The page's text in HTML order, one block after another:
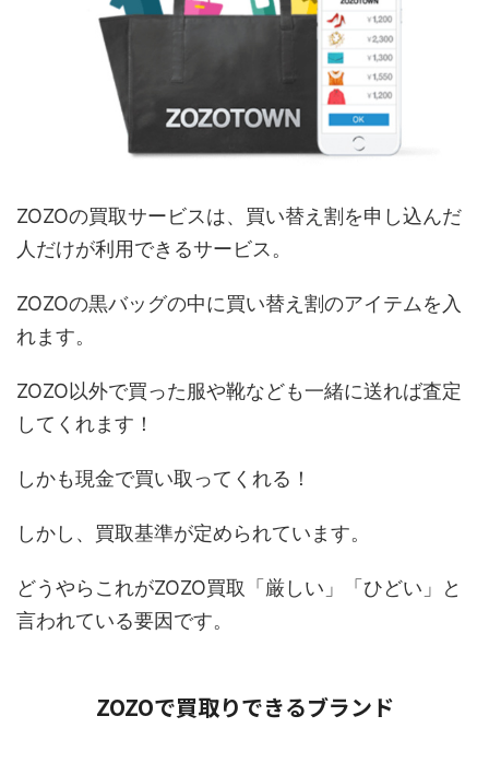
ZOZOの買取サービスは、買い替え割を申し込んだ
人だけが利用できるサービス。
ZOZOの黒バッグの中に買い替え割のアイテムを入
れます。
ZOZO以外で買った服や靴なども一緒に送れば査定
してくれます！
しかも現金で買い取ってくれる！
しかし、買取基準が定められています。
どうやらこれがZOZO買取「厳しい」「ひどい」と
言われている要因です。
ZOZOで買取りできるブランド